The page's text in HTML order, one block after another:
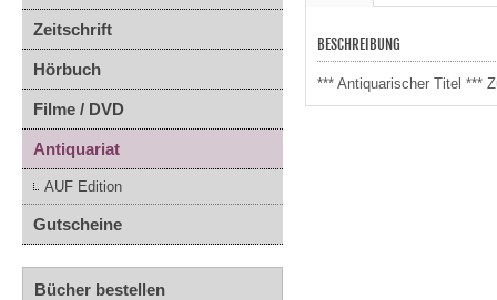
Zeitschrift
Hörbuch
Filme / DVD
Antiquariat
AUF Edition
Gutscheine
Bücher bestellen
BESCHREIBUNG
*** Antiquarischer Titel ***